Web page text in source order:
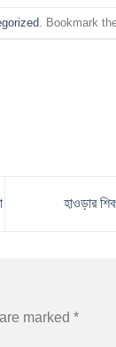
. Bookmark
হাওড়ার
marked *